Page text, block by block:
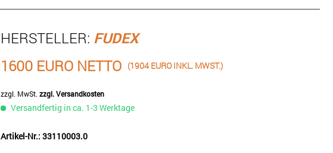
HERSTELLER: FUDEX
1600 EURO NETTO (1904 EURO INKL. MWST.)
zzgl. MwSt.zzgl. Versandkosten
Versandfertig in ca. 1-3 Werktage
Artikel-Nr.: 33110003.0